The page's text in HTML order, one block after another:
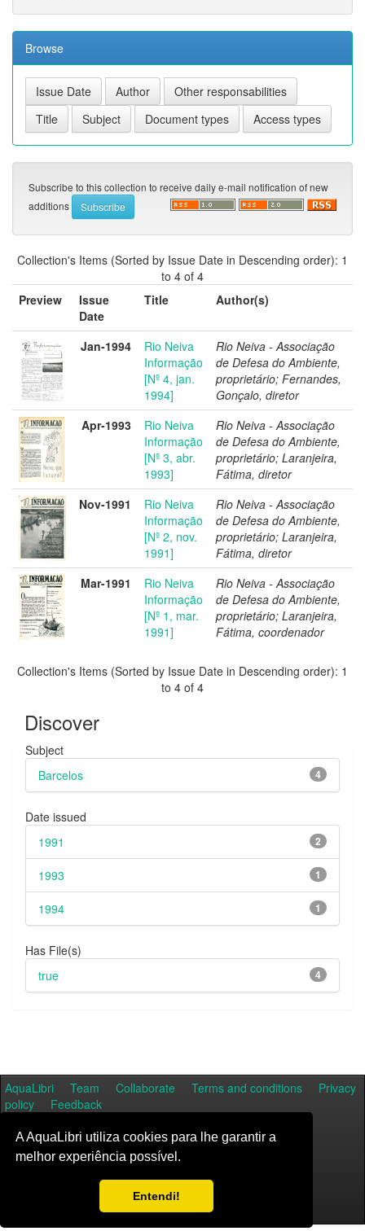
A AquaLibri utiliza cookies para lhe garantir a
melhor experiência possível.
Entendi!
Browse
Subscribe to this collection to receive daily e-mail notification of new
additions
Collection's Items (Sorted by Issue Date in Descending order): 1
to 4 of 4
Preview
Issue
Date
Title Author(s)
Jan-1994
Rio Neiva
Informação
[Nº 4, jan.
1994]
Rio Neiva - Associação
de Defesa do Ambiente,
proprietário; Fernandes,
Gonçalo, diretor
Apr-1993
Rio Neiva
Informação
[Nº 3, abr.
1993]
Rio Neiva - Associação
de Defesa do Ambiente,
proprietário; Laranjeira,
Fátima, diretor
Nov-1991
Rio Neiva
Informação
[Nº 2, nov.
1991]
Rio Neiva - Associação
de Defesa do Ambiente,
proprietário; Laranjeira,
Fátima, diretor
Mar-1991
Rio Neiva
Informação
[Nº 1, mar.
1991]
Rio Neiva - Associação
de Defesa do Ambiente,
proprietário; Laranjeira,
Fátima, coordenador
Collection's Items (Sorted by Issue Date in Descending order): 1
to 4 of 4
Discover
Subject
4
Barcelos
Date issued
2
1991
1
1993
1
1994
Has File(s)
4
true
AquaLibri Team Collaborate Terms and conditions
Privacy
policy
Feedback